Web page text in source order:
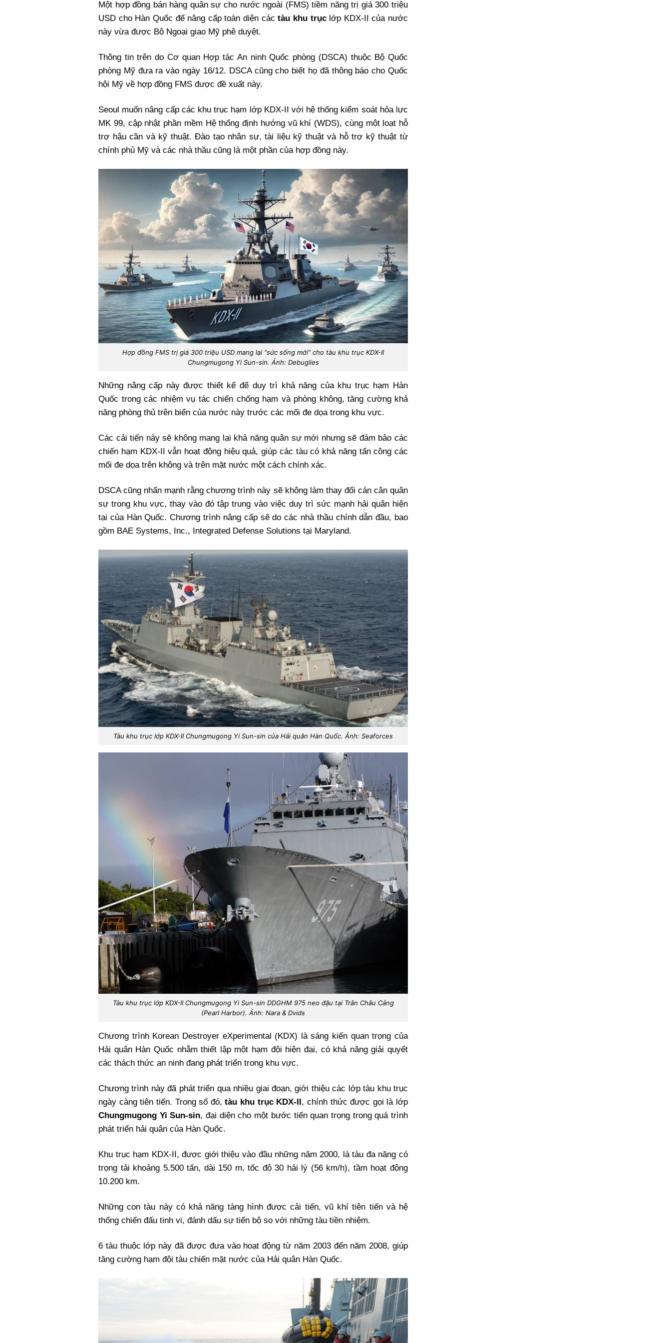
Xi nhan Trái Phải
Bạn đọc viết
Một hợp đồng bán hàng quân sự cho nước ngoài (FMS) tiềm năng trị giá 300 triệu
USD cho Hàn Quốc để nâng cấp toàn diện cáctàu khu trụclớp KDX-II của nước
này vừa được Bộ Ngoại giao Mỹ phê duyệt.
Thông tin trên do Cơ quan Hợp tác An ninh Quốc phòng (DSCA) thuộc Bộ Quốc
phòng Mỹ đưa ra vào ngày 16/12. DSCA cũng cho biết họ đã thông báo cho Quốc
hội Mỹ về hợp đồng FMS được đề xuất này.
Seoul muốn nâng cấp các khu trục hạm lớp KDX-II với hệ thống kiểm soát hỏa lực
MK 99, cập nhật phần mềm Hệ thống định hướng vũ khí (WDS), cùng một loạt hỗ
trợ hậu cần và kỹ thuật. Đào tạo nhân sự, tài liệu kỹ thuật và hỗ trợ kỹ thuật từ
chính phủ Mỹ và các nhà thầu cũng là một phần của hợp đồng này.
Hợp đồng FMS trị giá 300 triệu USD mang lại “sức sống mới” cho tàu khu trục KDX-II
Chungmugong Yi Sun-sin. Ảnh: Debuglies
Những nâng cấp này được thiết kế để duy trì khả năng của khu trục hạm Hàn
Quốc trong các nhiệm vụ tác chiến chống hạm và phòng không, tăng cường khả
năng phòng thủ trên biển của nước này trước các mối đe dọa trong khu vực.
Các cải tiến này sẽ không mang lại khả năng quân sự mới nhưng sẽ đảm bảo các
chiến hạm KDX-II vẫn hoạt động hiệu quả, giúp các tàu có khả năng tấn công các
mối đe dọa trên không và trên mặt nước một cách chính xác.
DSCA cũng nhấn mạnh rằng chương trình này sẽ không làm thay đổi cán cân quân
sự trong khu vực, thay vào đó tập trung vào việc duy trì sức mạnh hải quân hiện
tại của Hàn Quốc. Chương trình nâng cấp sẽ do các nhà thầu chính dẫn đầu, bao
gồm BAE Systems, Inc., Integrated Defense Solutions tại Maryland.
Tàu khu trục lớp KDX-II Chungmugong Yi Sun-sin của Hải quân Hàn Quốc. Ảnh: Seaforces
Tàu khu trục lớp KDX-II Chungmugong Yi Sun-sin DDGHM 975 neo đậu tại Trân Châu Cảng
(Pearl Harbor). Ảnh: Nara & Dvids
Chương trình Korean Destroyer eXperimental (KDX) là sáng kiến quan trọng của
Hải quân Hàn Quốc nhằm thiết lập một hạm đội hiện đại, có khả năng giải quyết
các thách thức an ninh đang phát triển trong khu vực.
Chương trình này đã phát triển qua nhiều giai đoạn, giới thiệu các lớp tàu khu trục
ngày càng tiên tiến. Trong số đó,tàu khu trục KDX-II, chính thức được gọi là lớp
Chungmugong Yi Sun-sin, đại diện cho một bước tiến quan trọng trong quá trình
phát triển hải quân của Hàn Quốc.
Khu trục hạm KDX-II, được giới thiệu vào đầu những năm 2000, là tàu đa năng có
trọng tải khoảng 5.500 tấn, dài 150 m, tốc độ 30 hải lý (56 km/h), tầm hoạt động
10.200 km.
Những con tàu này có khả năng tàng hình được cải tiến, vũ khí tiên tiến và hệ
thống chiến đấu tinh vi, đánh dấu sự tiến bộ so với những tàu tiền nhiệm.
6 tàu thuộc lớp này đã được đưa vào hoạt động từ năm 2003 đến năm 2008, giúp
tăng cường hạm đội tàu chiến mặt nước của Hải quân Hàn Quốc.